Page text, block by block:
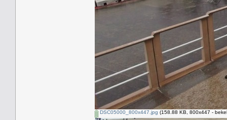
DSC05000_800x447.jpg (158.88 KB, 800x447 -